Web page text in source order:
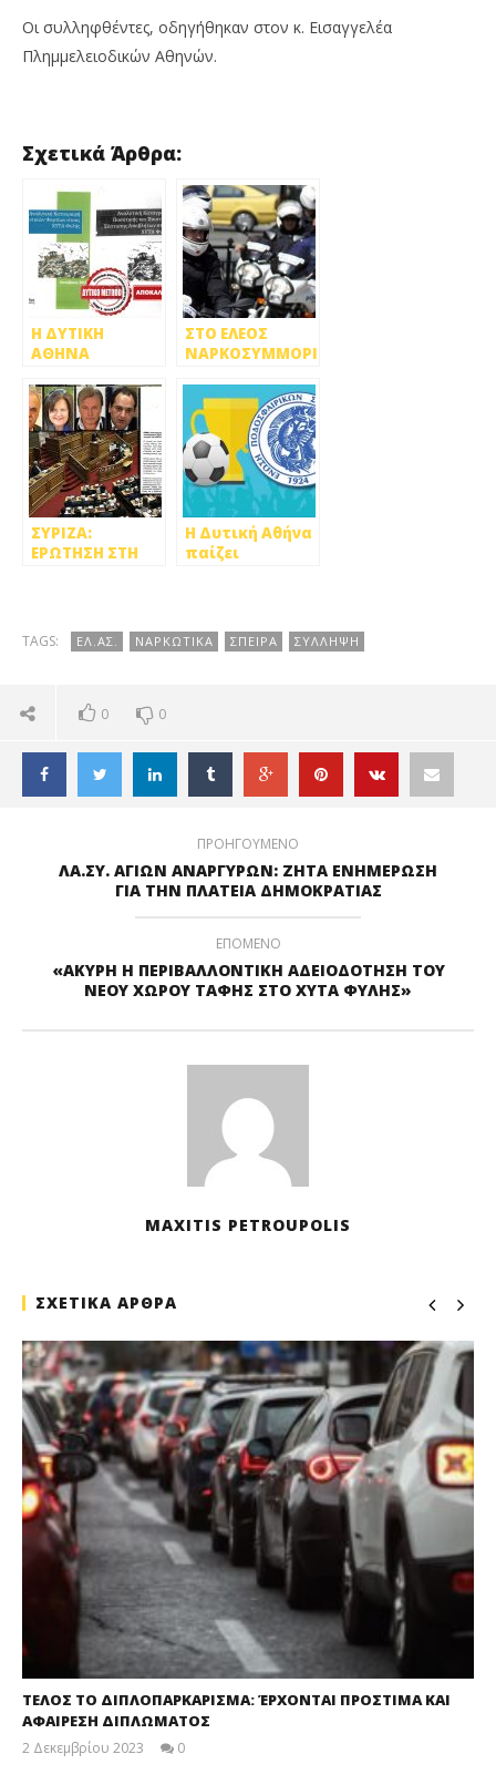
Οι συλληφθέντες, οδηγήθηκαν στον κ. Εισαγγελέα
Πλημμελειοδικών Αθηνών.
Σχετικά Άρθρα:
Η ΔΥΤΙΚΗ
ΑΘΗΝΑ
ΣΤΗ
ΡΑΔΙΕΝΕΡΓΕΙΑ
ΚΑΙ ΤΟΝ
ΚΑΡΚΙΝΟ!
ΣΤΟ ΕΛΕΟΣ
ΝΑΡΚΟΣΥΜΜΟΡΙΩΝ,
ΚΑΙ
ΠΑΡΑΒΑΤΙΚΩΝ
ΣΤΟΙΧΕΙΩΝ Η
ΔΥΤΙΚΗ ΑΘΗΝΑ
ΣΥΡΙΖΑ:
ΕΡΩΤΗΣΗ ΣΤΗ
ΔΥΤΙΚΗ ΑΘΗΝΑ
Η Δυτική Αθήνα
παίζει
TAGS: ΕΛ.ΑΣ. ΝΑΡΚΩΤΙΚΑ ΣΠΕΙΡΑ ΣΥΛΛΗΨΗ
0 0
ΠΡΟΗΓΟΥΜΕΝΟ
ΛΑ.ΣΥ. ΑΓΙΩΝ ΑΝΑΡΓΥΡΩΝ: ΖΗΤΑ ΕΝΗΜΕΡΩΣΗ
ΓΙΑ ΤΗΝ ΠΛΑΤΕΙΑ ΔΗΜΟΚΡΑΤΙΑΣ
ΕΠΟΜΕΝΟ
«ΑΚΥΡΗ Η ΠΕΡΙΒΑΛΛΟΝΤΙΚΗ ΑΔΕΙΟΔΟΤΗΣΗ ΤΟΥ
ΝΕΟΥ ΧΩΡΟΥ ΤΑΦΗΣ ΣΤΟ ΧΥΤΑ ΦΥΛΗΣ»
MAXITIS PETROUPOLIS
ΣΧΕΤΙΚΑ ΑΡΘΡΑ
ΤΕΛΟΣ ΤΟ ΔΙΠΛΟΠΑΡΚΑΡΙΣΜΑ: ΈΡΧΟΝΤΑΙ ΠΡΟΣΤΙΜΑ ΚΑΙ
ΑΦΑΙΡΕΣΗ ΔΙΠΛΩΜΑΤΟΣ
2 Δεκεμβρίου 2023
0